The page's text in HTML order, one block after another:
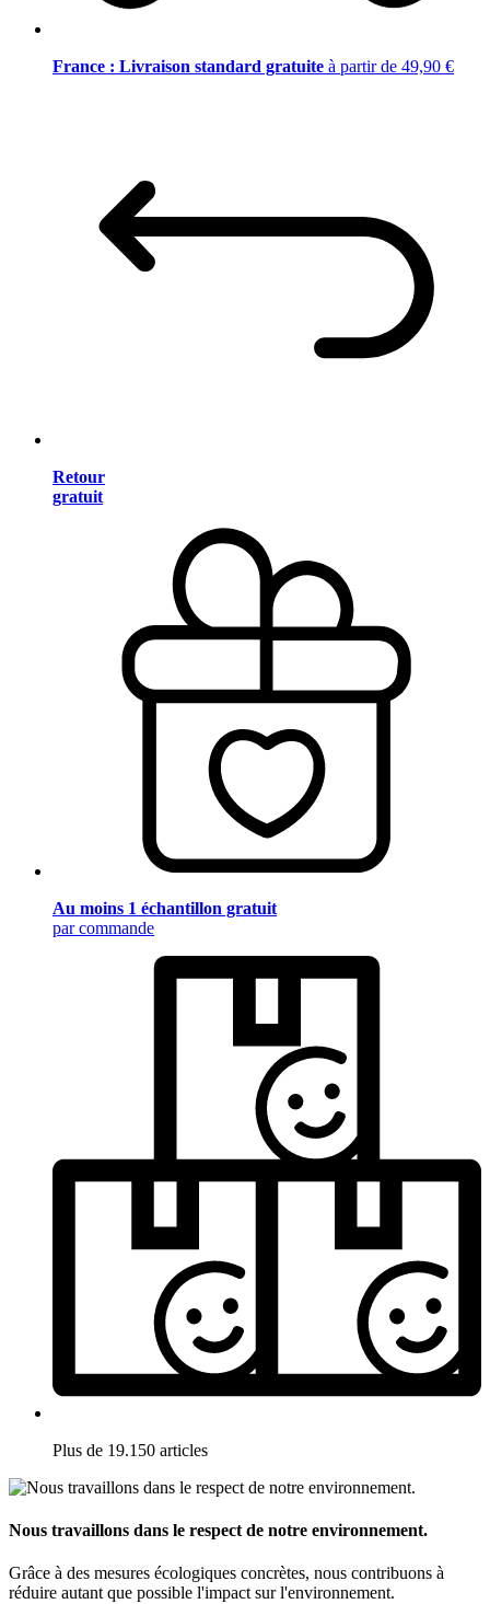
France : Livraison standard gratuite à partir de 49,90 €
Retour
gratuit
Au moins 1 échantillon gratuit
par commande
Plus de 19.150 articles
Nous travaillons dans le respect de notre environnement.
Grâce à des mesures écologiques concrètes, nous contribuons à
réduire autant que possible l'impact sur l'environnement.